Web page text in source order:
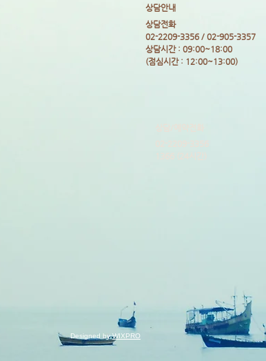
​상담안내
​상담전화
02-2209-3356 / 02-905-3357
상담시간 : 09:00~18:00
​(점심시간 : 12:00~13:00)
Designed byWIXPRO